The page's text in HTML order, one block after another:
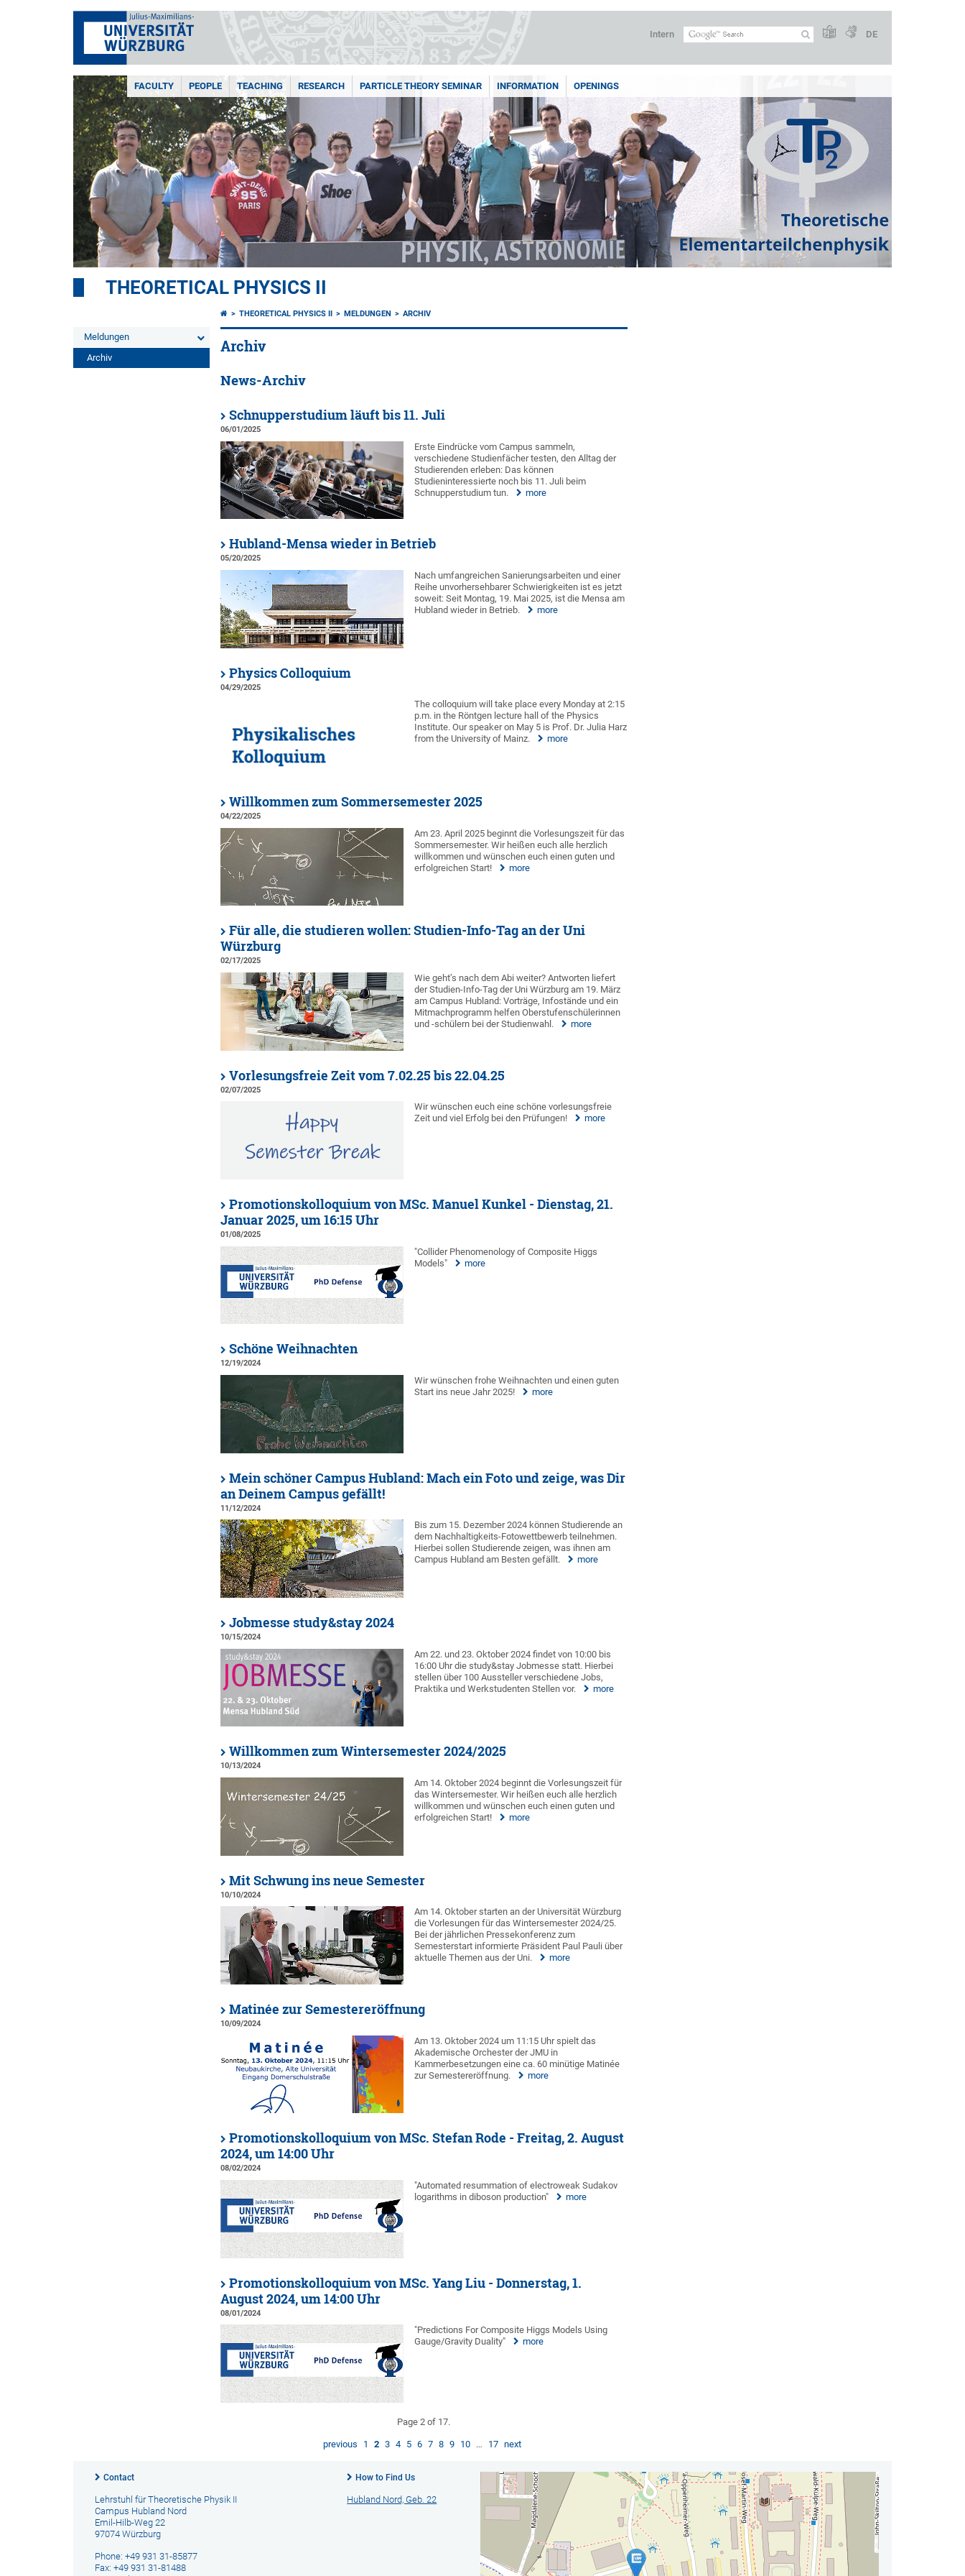
Intern DE
FACULTY PEOPLE TEACHING RESEARCH PARTICLE THEORY SEMINAR INFORMATION OPENINGS
THEORETICAL PHYSICS II
Meldungen
Archiv
THEORETICAL PHYSICS II MELDUNGEN ARCHIV
Archiv
News-Archiv
Schnupperstudium läuft bis 11. Juli
06/01/2025
Erste Eindrücke vom Campus sammeln,
verschiedene Studienfächer testen, den Alltag der
Studierenden erleben: Das können
Studieninteressierte noch bis 11. Juli beim
Schnupperstudium tun.
more
Hubland-Mensa wieder in Betrieb
05/20/2025
Nach umfangreichen Sanierungsarbeiten und einer
Reihe unvorhersehbarer Schwierigkeiten ist es jetzt
soweit: Seit Montag, 19. Mai 2025, ist die Mensa am
Hubland wieder in Betrieb.
more
Physics Colloquium
04/29/2025
The colloquium will take place every Monday at 2:15
p.m. in the Röntgen lecture hall of the Physics
Institute. Our speaker on May 5 is Prof. Dr. Julia Harz
from the University of Mainz.
more
Willkommen zum Sommersemester 2025
04/22/2025
Am 23. April 2025 beginnt die Vorlesungszeit für das
Sommersemester. Wir heißen euch alle herzlich
willkommen und wünschen euch einen guten und
erfolgreichen Start!
more
Für alle, die studieren wollen: Studien-Info-Tag an der Uni
Würzburg
02/17/2025
Wie geht’s nach dem Abi weiter? Antworten liefert
der Studien-Info-Tag der Uni Würzburg am 19. März
am Campus Hubland: Vorträge, Infostände und ein
Mitmachprogramm helfen Oberstufenschülerinnen
und -schülern bei der Studienwahl.
more
Vorlesungsfreie Zeit vom 7.02.25 bis 22.04.25
02/07/2025
Wir wünschen euch eine schöne vorlesungsfreie
Zeit und viel Erfolg bei den Prüfungen!
more
Promotionskolloquium von MSc. Manuel Kunkel - Dienstag, 21.
Januar 2025, um 16:15 Uhr
01/08/2025
"Collider Phenomenology of Composite Higgs
Models"
more
Schöne Weihnachten
12/19/2024
Wir wünschen frohe Weihnachten und einen guten
Start ins neue Jahr 2025!
more
Mein schöner Campus Hubland: Mach ein Foto und zeige, was Dir
an Deinem Campus gefällt!
11/12/2024
Bis zum 15. Dezember 2024 können Studierende an
dem Nachhaltigkeits-Fotowettbewerb teilnehmen.
Hierbei sollen Studierende zeigen, was ihnen am
Campus Hubland am Besten gefällt.
more
Jobmesse study&stay 2024
10/15/2024
Am 22. und 23. Oktober 2024 findet von 10:00 bis
16:00 Uhr die study&stay Jobmesse statt. Hierbei
stellen über 100 Aussteller verschiedene Jobs,
Praktika und Werkstudenten Stellen vor.
more
Willkommen zum Wintersemester 2024/2025
10/13/2024
Am 14. Oktober 2024 beginnt die Vorlesungszeit für
das Wintersemester. Wir heißen euch alle herzlich
willkommen und wünschen euch einen guten und
erfolgreichen Start!
more
Mit Schwung ins neue Semester
10/10/2024
Am 14. Oktober starten an der Universität Würzburg
die Vorlesungen für das Wintersemester 2024/25.
Bei der jährlichen Pressekonferenz zum
Semesterstart informierte Präsident Paul Pauli über
aktuelle Themen aus der Uni.
more
Matinée zur Semestereröffnung
10/09/2024
Am 13. Oktober 2024 um 11:15 Uhr spielt das
Akademische Orchester der JMU in
Kammerbesetzungen eine ca. 60 minütige Matinée
zur Semestereröffnung.
more
Promotionskolloquium von MSc. Stefan Rode - Freitag, 2. August
2024, um 14:00 Uhr
08/02/2024
"Automated resummation of electroweak Sudakov
logarithms in diboson production"
more
Promotionskolloquium von MSc. Yang Liu - Donnerstag, 1.
August 2024, um 14:00 Uhr
08/01/2024
"Predictions For Composite Higgs Models Using
Gauge/Gravity Duality"
more
Page 2 of 17.
previous 1 2 3 4 5 6 7 8 9 10 … 17 next
Contact
Lehrstuhl für Theoretische Physik II
Campus Hubland Nord
Emil-Hilb-Weg 22
97074 Würzburg
Phone: +49 931 31-85877
Fax: +49 931 31-81488
How to Find Us
Hubland Nord, Geb. 22